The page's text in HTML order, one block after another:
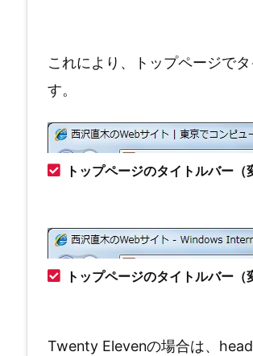
これにより、トップページで
す。
トップページのタイトルバー（
トップページのタイトルバー（
Twenty Elevenの場合は、